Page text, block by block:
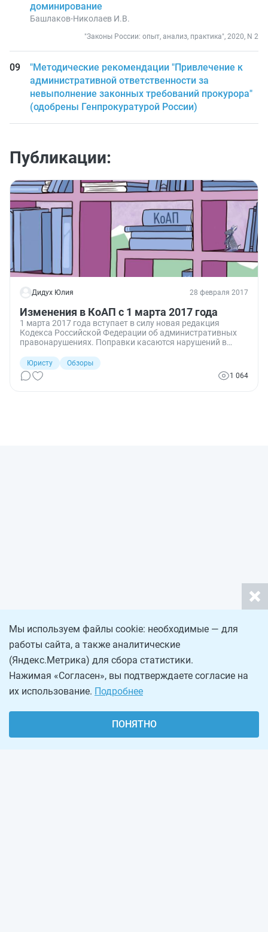
доминирование
Башлаков-Николаев И.В.
"Законы России: опыт, анализ, практика", 2020, N 2
"Методические рекомендации "Привлечение к
административной ответственности за
невыполнение законных требований прокурора"
(одобрены Генпрокуратурой России)
Публикации:
Дидух Юлия 28 февраля 2017
Изменения в КоАП с 1 марта 2017 года
1 марта 2017 года вступает в силу новая редакция
Кодекса Российской Федерации об административных
правонарушениях. Поправки касаются нарушений в
лесов и лесоразведению, а также в проектировании,
создании, содержании и эксплуатации объектов лесной
инфраструктуры.
Юристу
Обзоры
1 064
Мы используем файлы cookie: необходимые — для
работы сайта, а также аналитические
(Яндекс.Метрика) для сбора статистики.
Нажимая «Согласен», вы подтверждаете согласие на
их использование. Подробнее
ПОНЯТНО